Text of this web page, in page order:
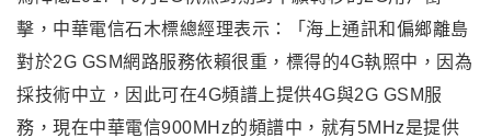
擊，中華電信石木標總經理表示：「海上通訊和偏鄉離島
對於2G GSM網路服務依賴很重，標得的4G執照中，因為
採技術中立，因此可在4G頻譜上提供4G與2G GSM服
務，現在中華電信900MHz的頻譜中，就有5MHz是提供